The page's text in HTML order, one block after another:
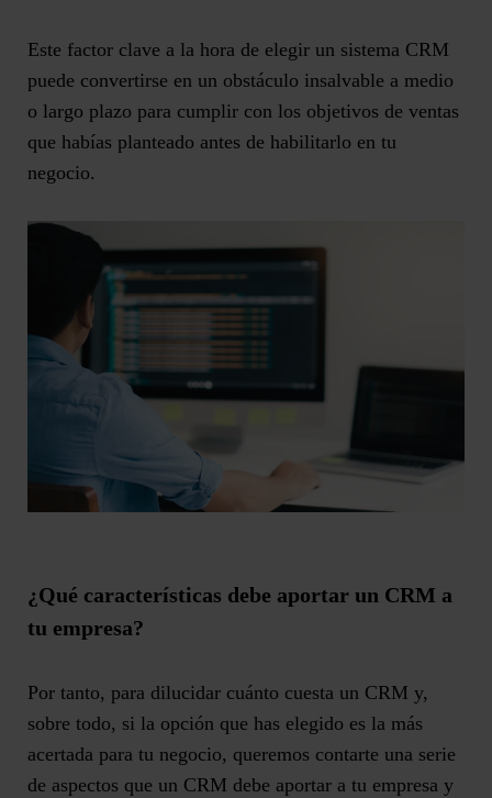
Este factor clave a la hora de elegir un sistema CRM
puede convertirse en un obstáculo insalvable a medio
o largo plazo para cumplir con los objetivos de ventas
que habías planteado antes de habilitarlo en tu
negocio.
¿Qué características debe aportar un CRM a
tu empresa?
Por tanto, para dilucidar cuánto cuesta un CRM y,
sobre todo, si la opción que has elegido es la más
acertada para tu negocio, queremos contarte una serie
de aspectos que un CRM debe aportar a tu empresa y